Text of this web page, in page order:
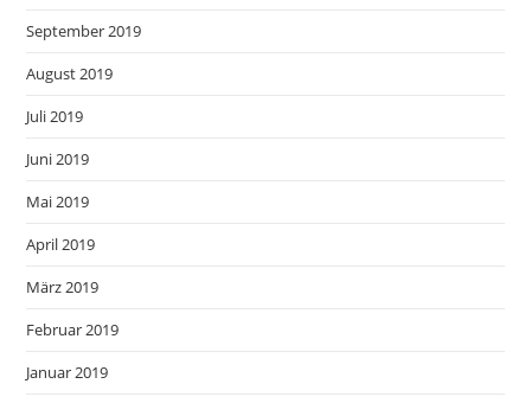
September 2019
August 2019
Juli 2019
Juni 2019
Mai 2019
April 2019
März 2019
Februar 2019
Januar 2019